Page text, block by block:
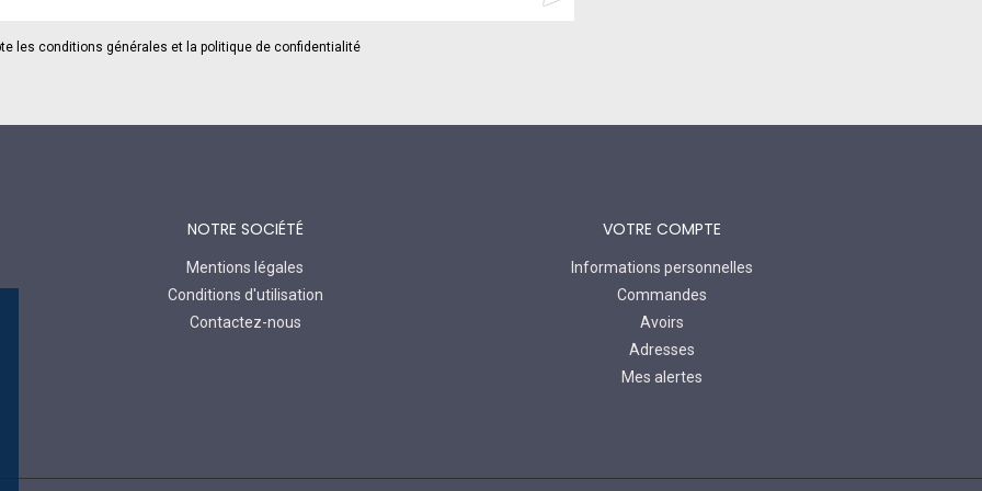
les conditions générales et la politique de confidentialité
NOTRE SOCIÉTÉ
Mentions légales
Conditions d'utilisation
Contactez-nous
VOTRE COMPTE
Informations personnelles
Commandes
Avoirs
Adresses
Mes alertes